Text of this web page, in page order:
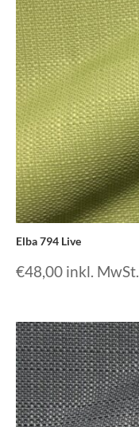
Elba 794 Live
€48,00 inkl. MwSt.